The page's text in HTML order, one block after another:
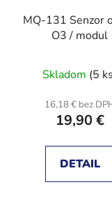
MQ-131 Senzor
O3 / modul
Skladom (5
16,18 € bez
19,90 €
DETAIL